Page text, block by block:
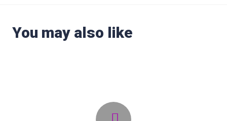
You may also like